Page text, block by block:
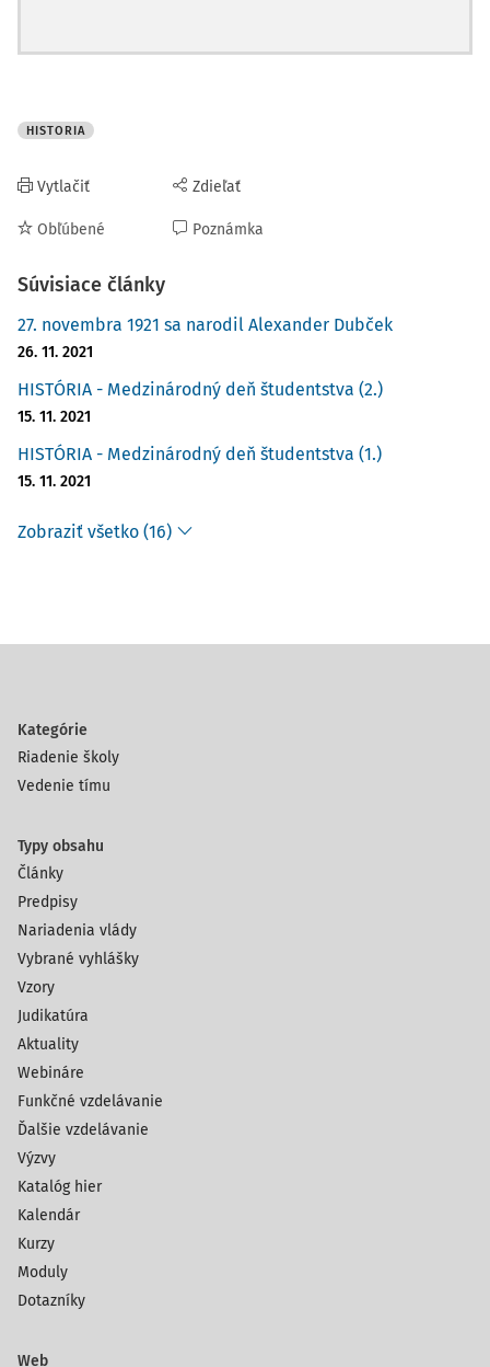
HISTORIA
Vytlačiť
Obľúbené
Zdieľať
Poznámka
Súvisiace články
27. novembra 1921 sa narodil Alexander Dubček
26. 11. 2021
HISTÓRIA - Medzinárodný deň študentstva (2.)
15. 11. 2021
HISTÓRIA - Medzinárodný deň študentstva (1.)
15. 11. 2021
Zobraziť všetko (16)
Kategórie
Riadenie školy
Vedenie tímu
Typy obsahu
Články
Predpisy
Nariadenia vlády
Vybrané vyhlášky
Vzory
Judikatúra
Aktuality
Webináre
Funkčné vzdelávanie
Ďalšie vzdelávanie
Výzvy
Katalóg hier
Kalendár
Kurzy
Moduly
Dotazníky
Web